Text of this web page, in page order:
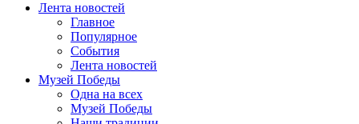
Лента новостей
Главное
Популярное
События
Лента новостей
Музей Победы
Одна на всех
Музей Победы